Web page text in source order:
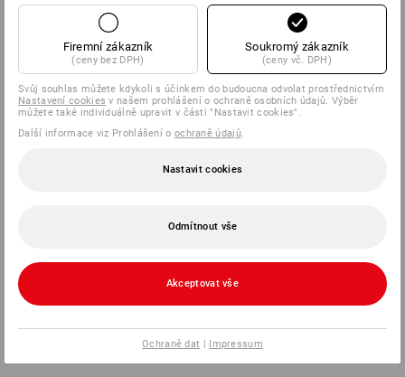
Firemní zákazník
(ceny bez DPH)
Soukromý zákazník
(ceny vč. DPH)
Svůj souhlas můžete kdykoli s účinkem do budoucna odvolat prostřednictvím
Nastavení cookies v našem prohlášení o ochraně osobních údajů. Výběr
můžete také individuálně upravit v části "Nastavit cookies".
Další informace viz Prohlášení o ochraně údajů.
Nastavit cookies
Odmítnout vše
Akceptovat vše
Ochraně dat | Impressum